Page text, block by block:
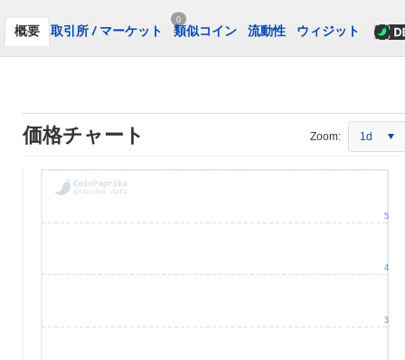
概要 取引所 /マーケット
0
類似コイン 流動性 ウィジット
価格チャート Zoom: 1d
3
4
5